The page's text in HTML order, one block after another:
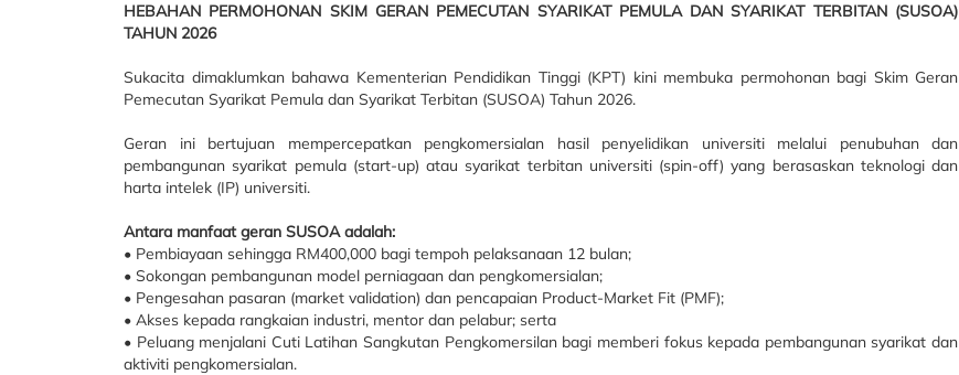
HEBAHAN PERMOHONAN SKIM GERAN PEMECUTAN SYARIKAT PEMULA DAN SYARIKAT TERBITAN (SUSOA)
TAHUN 2026
Sukacita dimaklumkan bahawa Kementerian Pendidikan Tinggi (KPT) kini membuka permohonan bagi Skim Geran
Pemecutan Syarikat Pemula dan Syarikat Terbitan (SUSOA) Tahun 2026.
Geran ini bertujuan mempercepatkan pengkomersialan hasil penyelidikan universiti melalui penubuhan dan
pembangunan syarikat pemula (start-up) atau syarikat terbitan universiti (spin-off) yang berasaskan teknologi dan
harta intelek (IP) universiti.
Antara manfaat geran SUSOA adalah:
• Pembiayaan sehingga RM400,000 bagi tempoh pelaksanaan 12 bulan;
• Sokongan pembangunan model perniagaan dan pengkomersialan;
• Pengesahan pasaran (market validation) dan pencapaian Product-Market Fit (PMF);
• Akses kepada rangkaian industri, mentor dan pelabur; serta
• Peluang menjalani Cuti Latihan Sangkutan Pengkomersilan bagi memberi fokus kepada pembangunan syarikat dan
aktiviti pengkomersialan.